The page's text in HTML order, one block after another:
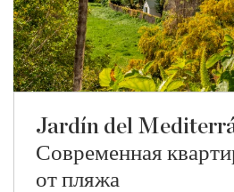
Jardín del
Современная
от пляжа